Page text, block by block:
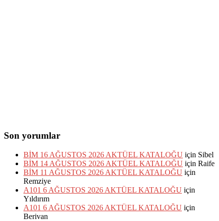
Son yorumlar
BİM 16 AĞUSTOS 2026 AKTÜEL KATALOĞU için Sibel
BİM 14 AĞUSTOS 2026 AKTÜEL KATALOĞU için Raife
BİM 11 AĞUSTOS 2026 AKTÜEL KATALOĞU için
Remziye
A101 6 AĞUSTOS 2026 AKTÜEL KATALOĞU için
Yıldırım
A101 6 AĞUSTOS 2026 AKTÜEL KATALOĞU için
Berivan